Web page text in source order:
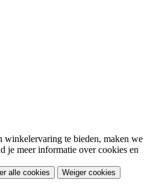
winkelervaring te bieden, maken we
je meer informatie over cookies en
alle cookies Weiger cookies